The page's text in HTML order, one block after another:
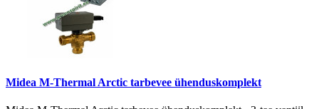
Midea M-Thermal Arctic tarbevee ühenduskomplekt